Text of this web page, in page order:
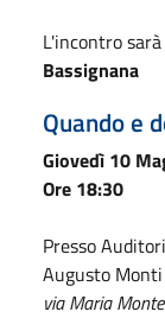
L'incontro
Bassignana
Quando e
Giovedì 10
Ore 18:30
Presso
Augusto Monti
via Maria